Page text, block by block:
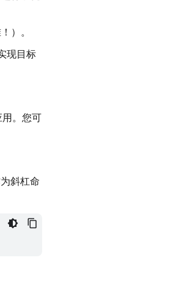
）。
现目标
。您可
斜杠命